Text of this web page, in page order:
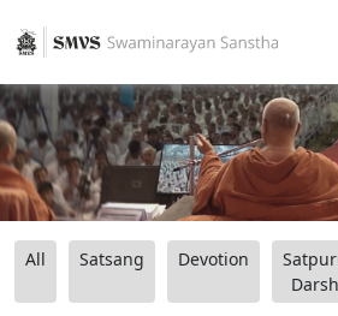
All Satsang Devotion